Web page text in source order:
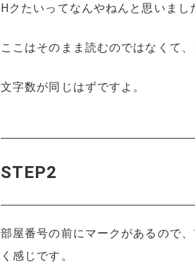
Hクたいってなんやねんと思いまし
ここはそのまま読むのではなくて
文字数が同じはずですよ。
STEP2
部屋番号の前にマークがあるので
く感じです。